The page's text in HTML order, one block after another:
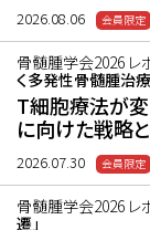
2026.08.06
骨髄腫学会2026 レ
く多発性骨髄腫治療
T細胞療法が
に向けた戦略
2026.07.30
骨髄腫学会2026 レ
遷」